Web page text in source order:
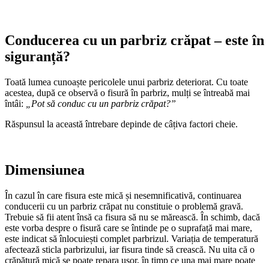
Conducerea cu un parbriz crăpat – este în
siguranță?
Toată lumea cunoaște pericolele unui parbriz deteriorat. Cu toate
acestea, după ce observă o fisură în parbriz, mulți se întreabă mai
întâi:
„Pot să conduc cu un parbriz crăpat?”
Răspunsul la această întrebare depinde de câțiva factori cheie.
Dimensiunea
În cazul în care fisura este mică și nesemnificativă, continuarea
conducerii cu un parbriz crăpat nu constituie o problemă gravă.
Trebuie să fii atent însă ca fisura să nu se mărească. În schimb, dacă
este vorba despre o fisură care se întinde pe o suprafață mai mare,
este indicat să înlocuiești complet parbrizul. Variația de temperatură
afectează sticla parbrizului, iar fisura tinde să crească. Nu uita că o
crăpătură mică se poate repara ușor, în timp ce una mai mare poate